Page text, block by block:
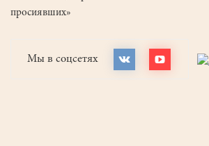
просиявших»
Мы в соцсетях